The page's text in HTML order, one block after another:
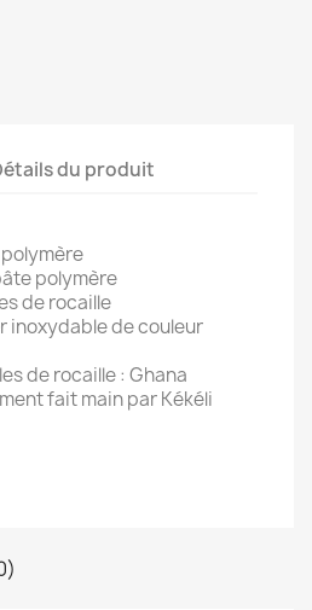
du produit
polymère
de rocaille
inoxydable de couleur
de rocaille : Ghana
fait main par Kékéli